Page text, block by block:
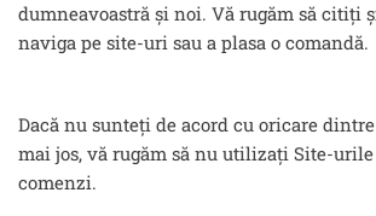
dumneavoastră și noi. Vă rugăm să citiți
naviga pe site-uri sau a plasa o comandă.
Dacă nu sunteți de acord cu oricare
mai jos, vă rugăm să nu utilizați Site-
comenzi.